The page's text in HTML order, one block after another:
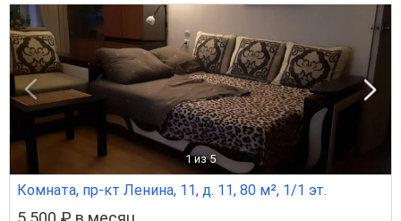
1 из 5
Комната, пр-кт Ленина, 11, д. 11, 80 м², 1/1 эт.